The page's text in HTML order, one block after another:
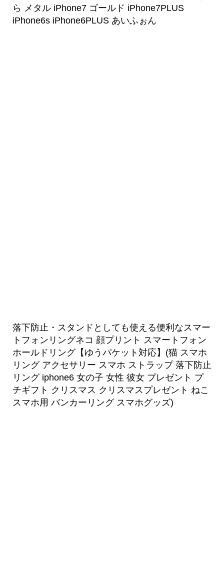
ら メタル iPhone7 ゴールド iPhone7PLUS
iPhone6s iPhone6PLUS あいふぉん
落下防止・スタンドとしても使える便利なスマー
トフォンリングネコ 顔プリント スマートフォン
ホールドリング【ゆうパケット対応】(猫 スマホ
リング アクセサリー スマホ ストラップ 落下防止
リング iphone6 女の子 女性 彼女 プレゼント プ
チギフト クリスマス クリスマスプレゼント ねこ
スマホ用 バンカーリング スマホグッズ)